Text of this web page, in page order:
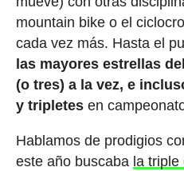
mountain bike o el
cada vez más. Hasta el
las mayores estrellas
(o tres) a la vez, e
y tripletesen
Hablamos de prodigios
este año buscaba la